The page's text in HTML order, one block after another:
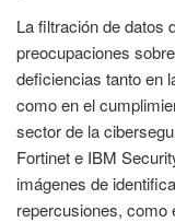
La filtración de datos
preocupaciones
deficiencias tanto en
como en el
sector de la
Fortinet e IBM
imágenes de
repercusiones, como